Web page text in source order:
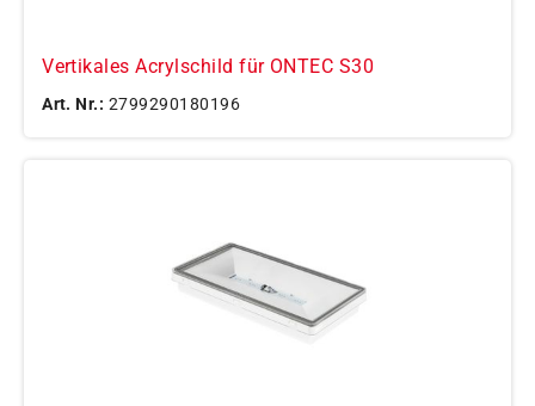
Vertikales Acrylschild für ONTEC S30
Art. Nr.: 2799290180196